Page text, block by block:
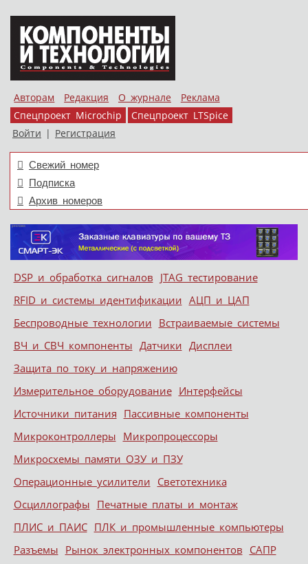
Авторам Редакция О журнале
Реклама
Спецпроект Microchip
Спецпроект LTSpice
Войти | Регистрация
Свежий номер
Подписка
Архив номеров
Меню
Skip to content
DSP и обработка сигналов JTAG тестирование
RFID и системы идентификации АЦП и ЦАП
Беспроводные технологии Встраиваемые системы
ВЧ и СВЧ компоненты Датчики Дисплеи
Защита по току и напряжению
Измерительное оборудование Интерфейсы
Источники питания Пассивные компоненты
Микроконтроллеры Микропроцессоры
Микросхемы памяти ОЗУ и ПЗУ
Операционные усилители Светотехника
Осциллографы Печатные платы и монтаж
ПЛИС и ПАИС ПЛК и промышленные компьютеры
Разъемы Рынок электронных компонентов САПР